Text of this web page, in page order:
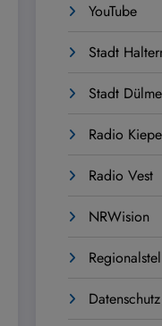
YouTube
Stadt
Stadt
Radio
Radio Vest
NRWision
Datenschutz